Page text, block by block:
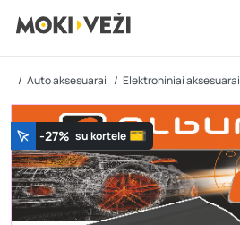
Auto aksesuarai Elektroniniai aksesuarai
-27% su kortele